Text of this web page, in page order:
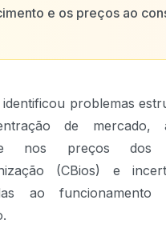
e os preços ao
problemas
de mercado,
nos preços dos
(CBios) e
ao funcionamento